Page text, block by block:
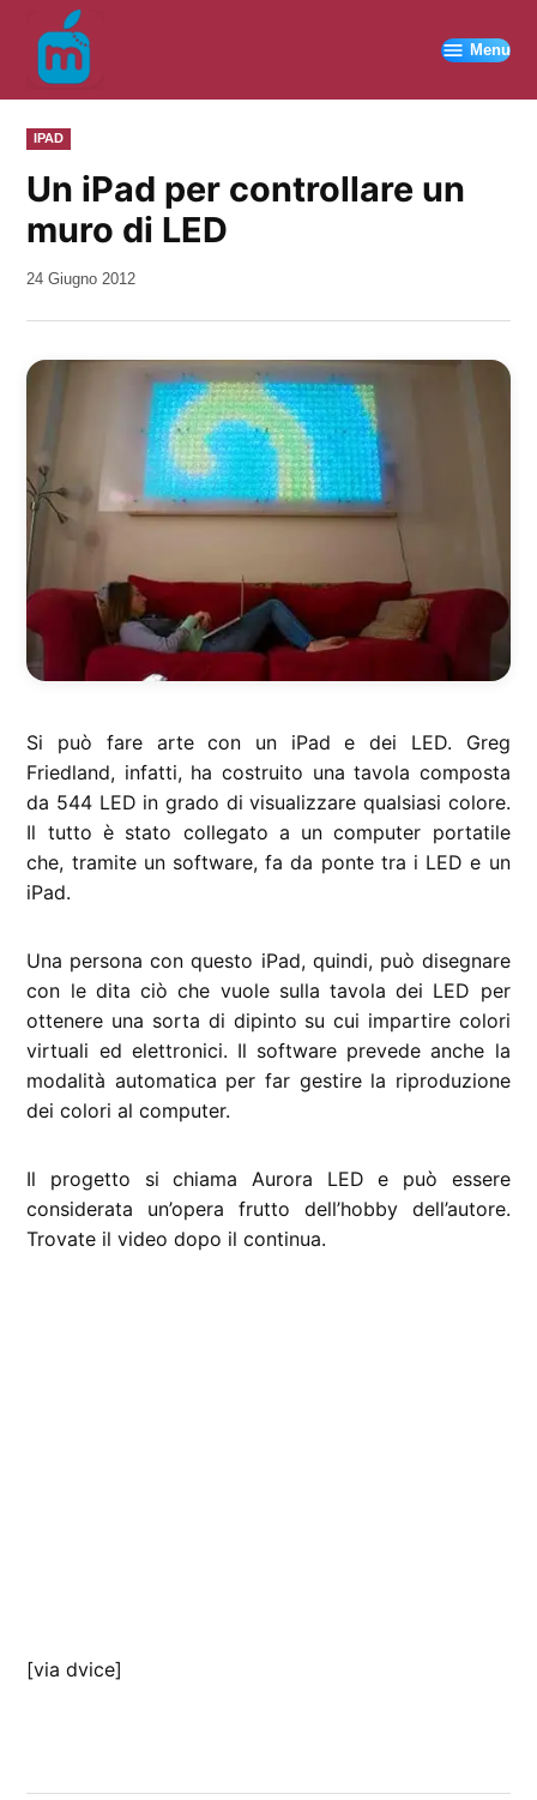
contenuto
Menu
PUBBLICATO
IN
IPAD
Un iPad per controllare un
muro di LED
da
24 Giugno 2012
Si può fare arte con un iPad e dei LED. Greg
Friedland, infatti, ha costruito una tavola composta
da 544 LED in grado di visualizzare qualsiasi colore.
Il tutto è stato collegato a un computer portatile
che, tramite un software, fa da ponte tra i LED e un
iPad.
Una persona con questo iPad, quindi, può disegnare
con le dita ciò che vuole sulla tavola dei LED per
ottenere una sorta di dipinto su cui impartire colori
virtuali ed elettronici. Il software prevede anche la
modalità automatica per far gestire la riproduzione
dei colori al computer.
Il progetto si chiama Aurora LED e può essere
considerata un’opera frutto dell’hobby dell’autore.
Trovate il video dopo il continua.
[via dvice]